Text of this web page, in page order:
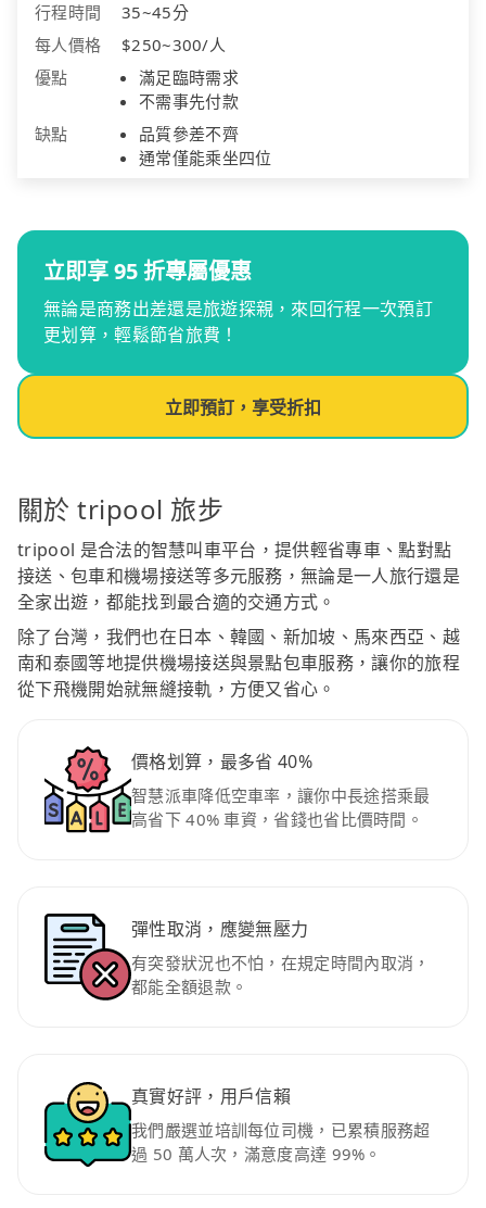
行程時間
35~45分
每人價格
$250~300/人
優點
滿足臨時需求
不需事先付款
缺點
品質參差不齊
通常僅能乘坐四位
立即享 95 折專屬優惠
無論是商務出差還是旅遊探親，來回行程一次預訂
更划算，輕鬆節省旅費！
立即預訂，享受折扣
關於 tripool 旅步
tripool 是合法的智慧叫車平台，提供輕省專車、點對點
接送、包車和機場接送等多元服務，無論是一人旅行還是
全家出遊，都能找到最合適的交通方式。
除了台灣，我們也在日本、韓國、新加坡、馬來西亞、越
南和泰國等地提供機場接送與景點包車服務，讓你的旅程
從下飛機開始就無縫接軌，方便又省心。
價格划算，最多省 40%
智慧派車降低空車率，讓你中長途搭乘最
高省下 40% 車資，省錢也省比價時間。
彈性取消，應變無壓力
有突發狀況也不怕，在規定時間內取消，
都能全額退款。
真實好評，用戶信賴
我們嚴選並培訓每位司機，已累積服務超
過 50 萬人次，滿意度高達 99%。